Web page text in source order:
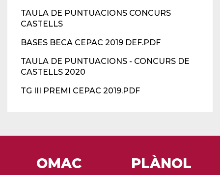
TAULA DE PUNTUACIONS CONCURS
CASTELLS
BASES BECA CEPAC 2019 DEF.PDF
TAULA DE PUNTUACIONS - CONCURS DE
CASTELLS 2020
TG III PREMI CEPAC 2019.PDF
OMAC PLÀNOL